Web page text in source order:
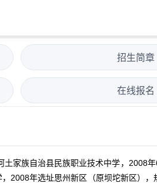
招生简章
在线报名
家族自治县民族职业技术中学，2008年
2008年选址思州新区（原坝坨新区）